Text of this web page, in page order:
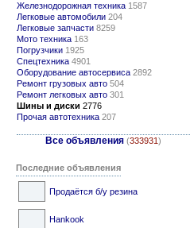
Железнодорожная техника 1587
Легковые автомобили 204
Легковые запчасти 8259
Мото техника 163
Погрузчики 1925
Спецтехника 4901
Оборудование автосервиса 2892
Ремонт грузовых авто 504
Ремонт легковых авто 301
Шины и диски 2776
Прочая автотехника 207
Все объявления (333931)
Последние объявления
Продаётся б/у резина
Hankook